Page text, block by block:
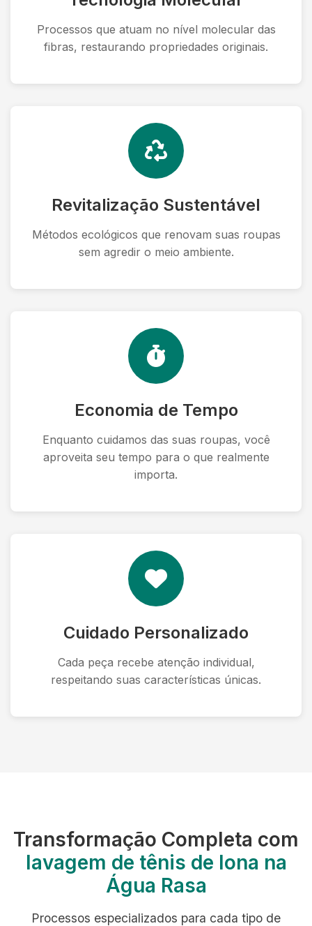
Processos que atuam no nível molecular das
fibras, restaurando propriedades originais.
Revitalização Sustentável
Métodos ecológicos que renovam suas roupas
sem agredir o meio ambiente.
Economia de Tempo
Enquanto cuidamos das suas roupas, você
aproveita seu tempo para o que realmente
importa.
Cuidado Personalizado
Cada peça recebe atenção individual,
respeitando suas características únicas.
Transformação Completa com
lavagem de tênis de lona na
Água Rasa
Processos especializados para cada tipo de